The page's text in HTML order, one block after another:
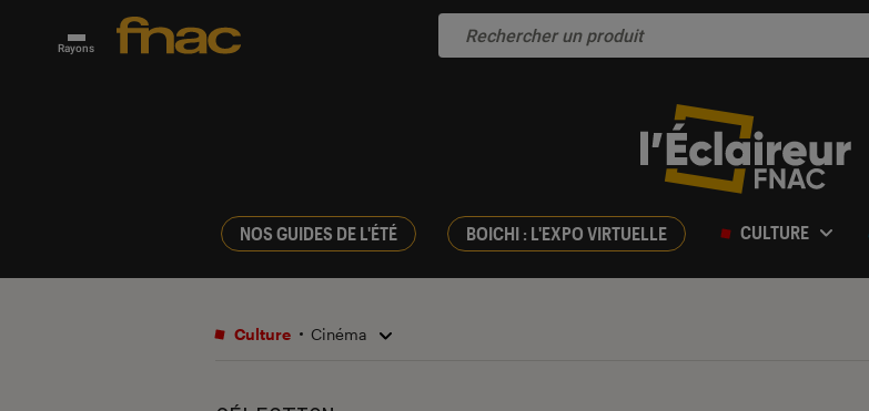
Rayons
NOS GUIDES DE L'ÉTÉ BOICHI : L'EXPO VIRTUELLE CULTURE
Culture Cinéma